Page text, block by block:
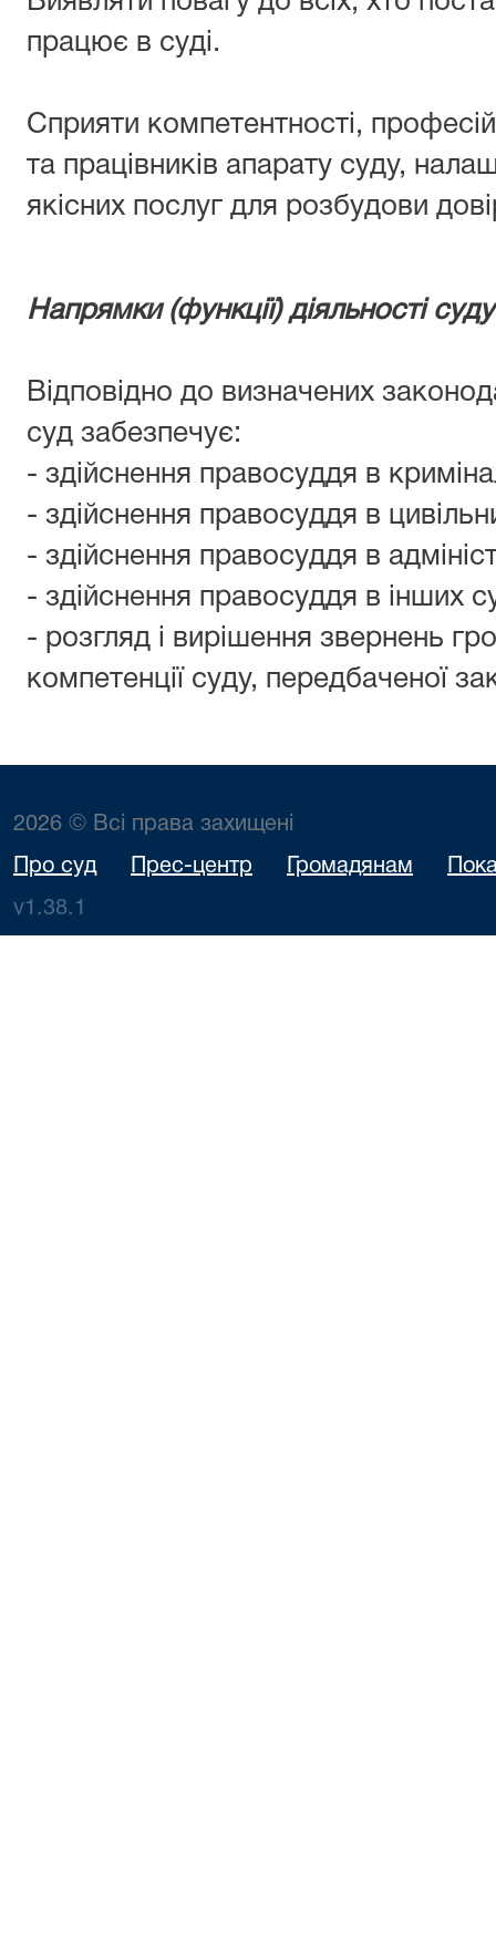
працює в суді.
Сприяти компетентності,
та працівників апарату суду,
якісних послуг для розбудови
Напрямки (функції) діяльності
Відповідно до визначених
суд забезпечує:
- здійснення правосуддя в
- здійснення правосуддя в
- здійснення правосуддя в
- здійснення правосуддя в інших
- розгляд і вирішення звернень
компетенції суду, передбаченої
2026 © Всі права захищені
Про суд Прес-центр Громадянам
v1.38.1